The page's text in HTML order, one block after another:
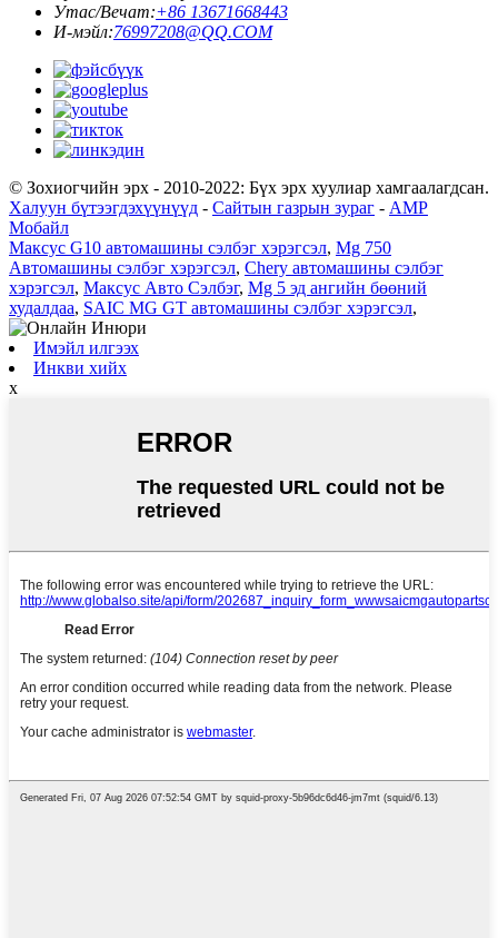
Утас/Вечат:+86 13671668443
И-мэйл:76997208@QQ.COM
© Зохиогчийн эрх - 2010-2022: Бүх эрх хуулиар хамгаалагдсан.
Халуун бүтээгдэхүүнүүд - Сайтын газрын зураг - AMP
Мобайл
Максус G10 автомашины сэлбэг хэрэгсэл, Mg 750
Автомашины сэлбэг хэрэгсэл, Chery автомашины сэлбэг
хэрэгсэл, Максус Авто Сэлбэг, Mg 5 эд ангийн бөөний
худалдаа, SAIC MG GT автомашины сэлбэг хэрэгсэл,
Имэйл илгээх
Инкви хийх
x